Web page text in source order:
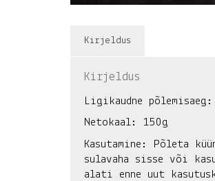
Kirjeldus
Kirjeldus
Ligikaudne
Netokaal: 150g
Kasutamine:
Põleta
sulavaha sisse või
alati enne uut